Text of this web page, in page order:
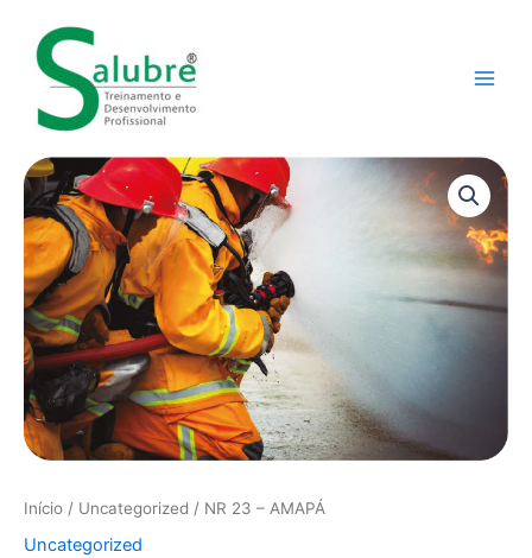
Início / Uncategorized / NR 23 – AMAPÁ
Uncategorized
NR
23
-
AMAPÁ
quantidade